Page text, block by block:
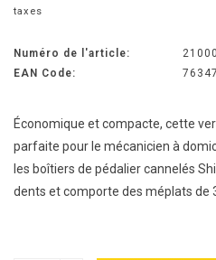
taxes
Numéro de l'article:
EAN Code:
Économique et compacte, cette
parfaite pour le mécanicien à
les boîtiers de pédalier cannelés
dents et comporte des méplats de